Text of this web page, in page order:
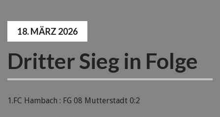
18. MÄRZ 2026
Dritter Sieg in Folge
1.FC Hambach : FG 08 Mutterstadt 0:2